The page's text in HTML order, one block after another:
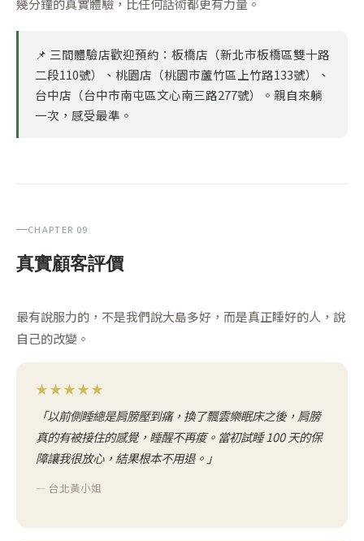
幾分鐘的真實體驗，比任何話術都更有力量。
📌 三間體驗店歡迎預約： 板橋店（新北市板橋區雙十路
二段110號）、桃園店（桃園市蘆竹區上竹路133號）、
台中店（台中市南屯區文心南三路277號）。親自來躺
一次，感受最準。
CHAPTER 09
真實顧客評價
最有說服力的，不是我們說大島多好，而是真正睡好的人，說
自己的改變。
★★★★★
「以前側睡總是肩膀壓到痛，換了飄雲樂眠床之後，肩膀
真的有被接住的感覺，睡醒不再痠。當初試睡 100 天的保
障讓我很放心，結果根本不用退。」
— 台北黃小姐